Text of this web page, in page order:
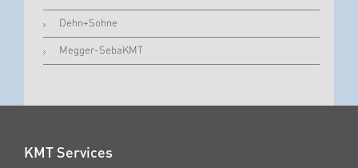
Dehn+Sohne
Megger-SebaKMT
KMT Services